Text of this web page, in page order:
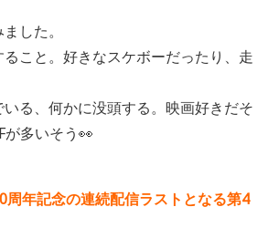
した。
こと。好きなスケボーだったり、走
る、何かに没頭する。映画好きだそ
が多いそう👀
年記念の連続配信ラストとなる第4